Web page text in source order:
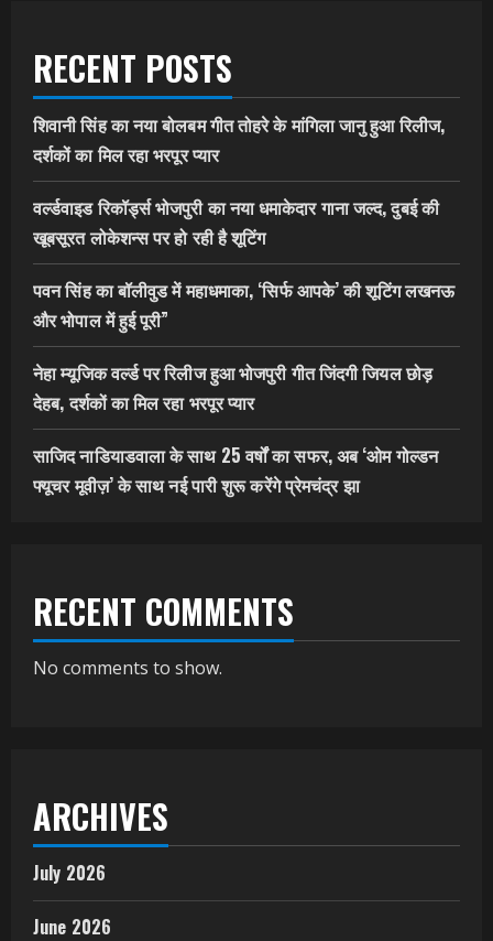
RECENT POSTS
शिवानी सिंह का नया बोलबम गीत तोहरे के मांगिला जानु हुआ रिलीज,
दर्शकों का मिल रहा भरपूर प्यार
वर्ल्डवाइड रिकॉर्ड्स भोजपुरी का नया धमाकेदार गाना जल्द, दुबई की
खूबसूरत लोकेशन्स पर हो रही है शूटिंग
पवन सिंह का बॉलीवुड में महाधमाका, ‘सिर्फ आपके’ की शूटिंग लखनऊ
और भोपाल में हुई पूरी”
नेहा म्यूजिक वर्ल्ड पर रिलीज हुआ भोजपुरी गीत जिंदगी जियल छोड़
देहब, दर्शकों का मिल रहा भरपूर प्यार
साजिद नाडियाडवाला के साथ 25 वर्षों का सफर, अब ‘ओम गोल्डन
फ्यूचर मूवीज़’ के साथ नई पारी शुरू करेंगे प्रेमचंद्र झा
RECENT COMMENTS
No comments to show.
ARCHIVES
July 2026
June 2026